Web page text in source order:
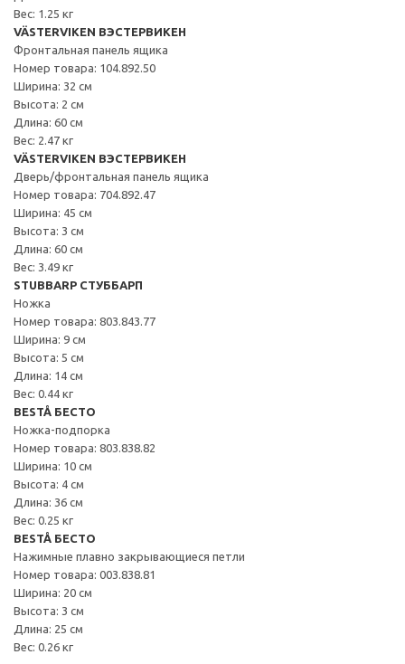
Вес: 1.25 кг
VÄSTERVIKEN ВЭСТЕРВИКЕН
Фронтальная панель ящика
Номер товара: 104.892.50
Ширина: 32 см
Высота: 2 см
Длина: 60 см
Вес: 2.47 кг
VÄSTERVIKEN ВЭСТЕРВИКЕН
Дверь/фронтальная панель ящика
Номер товара: 704.892.47
Ширина: 45 см
Высота: 3 см
Длина: 60 см
Вес: 3.49 кг
STUBBARP СТУББАРП
Ножка
Номер товара: 803.843.77
Ширина: 9 см
Высота: 5 см
Длина: 14 см
Вес: 0.44 кг
BESTÅ БЕСТО
Ножка-подпорка
Номер товара: 803.838.82
Ширина: 10 см
Высота: 4 см
Длина: 36 см
Вес: 0.25 кг
BESTÅ БЕСТО
Нажимные плавно закрывающиеся петли
Номер товара: 003.838.81
Ширина: 20 см
Высота: 3 см
Длина: 25 см
Вес: 0.26 кг